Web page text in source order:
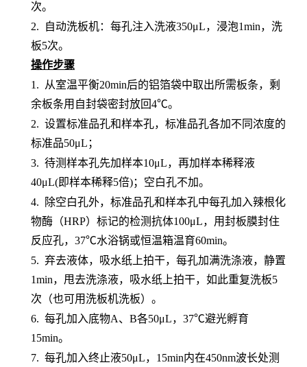
次。
2.
自动洗板机：每孔注入洗液350μL，浸泡1min，洗
板5次。
操作步骤
1.
从室温平衡20min后的铝箔袋中取出所需板条，剩
余板条用自封袋密封放回4℃。
2. 设置标准品孔和样本孔，标准品孔各加不同浓度的
标准品50μL；
3. 待测样本孔先加样本10μL，再加样本稀释液
40μL(即样本稀释5倍)； 空白孔不加。
4.
除空白孔外， 标准品孔和样本孔中每孔加入辣根化
物酶（HRP）标记的检测抗体100μL，用封板膜封住
反应孔，37℃水浴锅或恒温箱温育60min。
5. 弃去液体，吸水纸上拍干，每孔加满洗涤液，静置
1min，甩去洗涤液，吸水纸上拍干，如此重复洗板5
次（也可用洗板机洗板）。
6. 每孔加入底物A、B各50μL，37℃避光孵育
15min。
7. 每孔加入终止液50μL，15min内在450nm波长处测